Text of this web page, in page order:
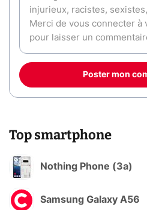
Poster mon
Top smartphone
Nothing Phone (3a)
Samsung Galaxy A56